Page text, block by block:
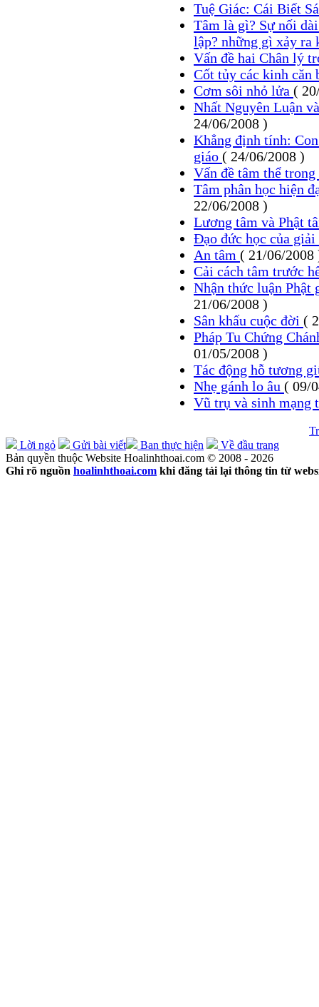
Tuệ Giác: Cái Biết
Tâm là gì? Sự nối
lập? những gì xảy ra
Vấn đề hai Chân lý
Cốt tủy các kinh căn
Cơm sôi nhỏ lửa (
Nhất Nguyên Luận
24/06/2008 )
Khẳng định tính:
giáo ( 24/06/2008 )
Vấn đề tâm thể
Tâm phân học hiện
22/06/2008 )
Lương tâm và Phật
Đạo đức học của
An tâm ( 21/06/2008
Cải cách tâm trước
Nhận thức luận Phật
21/06/2008 )
Sân khấu cuộc đời (
Pháp Tu Chứng
01/05/2008 )
Tác động hỗ tương
Nhẹ gánh lo âu ( 09/
Vũ trụ và sinh mạng
Lời ngỏ
Gửi bài viết Ban thực hiện
Về đầu trang
Bản quyền thuộc Website Hoalinhthoai.com © 2008 - 2026
Ghi rõ nguồn hoalinhthoai.com khi đăng tải lại thông tin từ